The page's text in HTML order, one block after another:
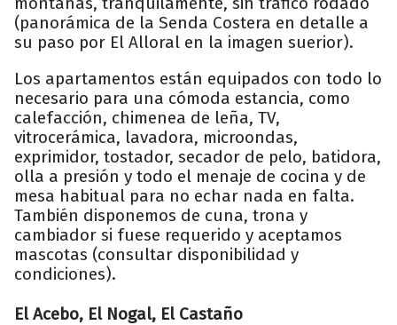
(panorámica de la Senda Costera en detalle a
su paso por El Alloral en la imagen suerior).
Los apartamentos están equipados con todo lo
necesario para una cómoda estancia, como
calefacción, chimenea de leña, TV,
vitrocerámica, lavadora, microondas,
exprimidor, tostador, secador de pelo, batidora,
olla a presión y todo el menaje de cocina y de
mesa habitual para no echar nada en falta.
También disponemos de cuna, trona y
cambiador si fuese requerido y aceptamos
mascotas (consultar disponibilidad y
condiciones).
El Acebo, El Nogal, El Castaño